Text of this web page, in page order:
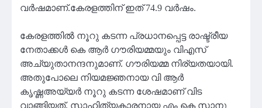
വർഷമാണ്.കേരളത്തിന് ഇത് 74.9 വർഷം.
കേരളത്തിൽ നൂറു കടന്ന പ്രധാനപ്പെട്ട രാഷ്ട്രീയ
നേതാക്കൾ കെ ആർ ഗൗരിയമ്മയും വിഎസ്
അച്യുതാനന്ദനുമാണ്. ഗൗരിയമ്മ നിര്യതയായി.
അതുപോലെ നിയമജ്ഞനായ വി ആർ
കൃഷ്ണഅയ്യർ നൂറു കടന്ന ശേഷമാണ് വിട
വാങ്ങിയത്. സാഹിത്യകാരനായ എം കെ സാനു